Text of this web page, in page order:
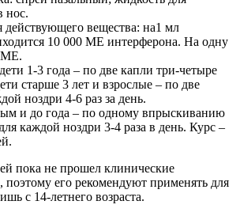
нос.
действующего вещества: на1 мл
10 000 МЕ интерферона. На одну
МЕ.
1-3 года – по две капли три-четыре
старше 3 лет и взрослые – по две
ноздри 4-6 раз за день.
и до года – по одному впрыскиванию
каждой ноздри 3-4 раза в день. Курс –
пока не прошел клинические
поэтому его рекомендуют применять для
с 14-летнего возраста.